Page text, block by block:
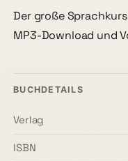
Der große
MP3-Download und
BUCHDETAILS
Verlag
ISBN